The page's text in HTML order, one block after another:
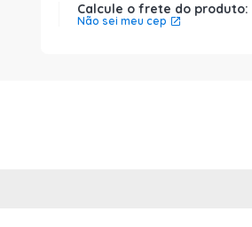
Calcule o frete do produto:
Não sei meu cep